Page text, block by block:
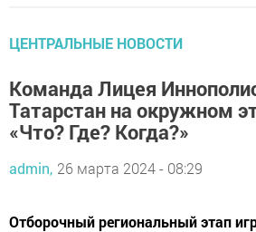
ЦЕНТРАЛЬНЫЕ НОВОСТИ
Команда Лицея
Татарстан на окружном
«Что? Где? Когда?»
admin, 26 марта 2024 - 08:29
Отборочный региональный этап